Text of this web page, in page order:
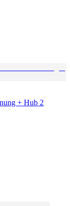
+ Hub 2